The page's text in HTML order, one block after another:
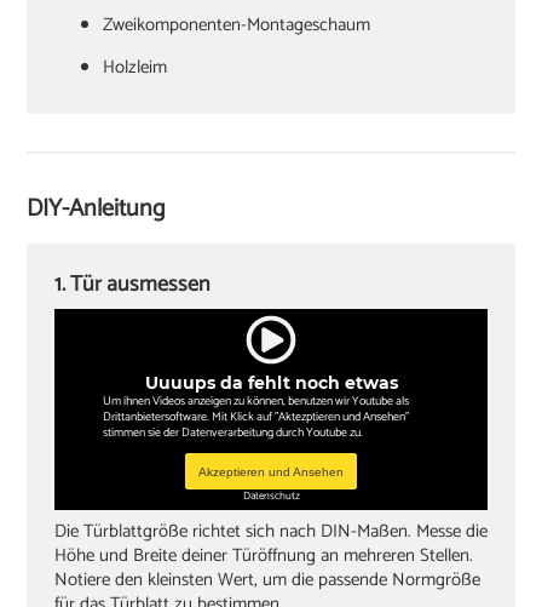
Zweikomponenten-Montageschaum
‏Holzleim
Papierschablone für Türdrückermontage
‏Kreuzschlitzschraubendreher
‏Wasserwaagen (60 cm, 180 cm)
‏Zollstock
‏Akkuschrauber oder Bohrmaschine
‏Inbusschlüssel, Größe 4
DIY-Anleitung
Uuuups da fehlt noch etwas
Um ihnen Videos anzeigen zu können, benutzen wir Youtube als
Drittanbietersoftware. Mit Klick auf "Aktezptieren und Ansehen"
stimmen sie der Datenverarbeitung durch Youtube zu.
Akzeptieren und Ansehen
Datenschutz
1. Tür ausmessen
Die Türblattgröße richtet sich nach DIN-Maßen. Messe die
Höhe und Breite deiner Türöffnung an mehreren Stellen.
Notiere den kleinsten Wert, um die passende Normgröße